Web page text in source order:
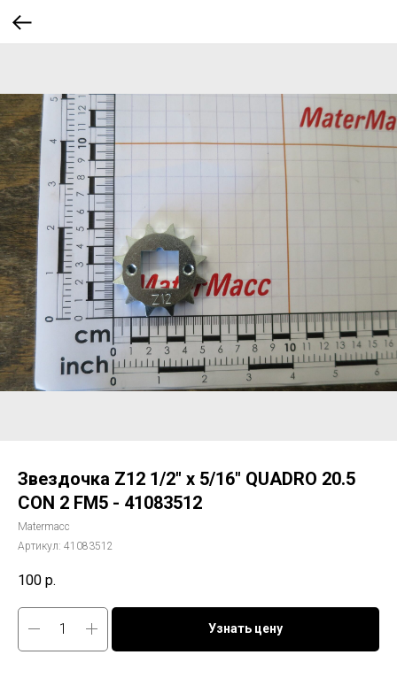
Звездочка Z12 1/2" x 5/16" QUADRO 20.5
CON 2 FM5 - 41083512
Matermacc
Артикул: 41083512
100 р.
Узнать цену